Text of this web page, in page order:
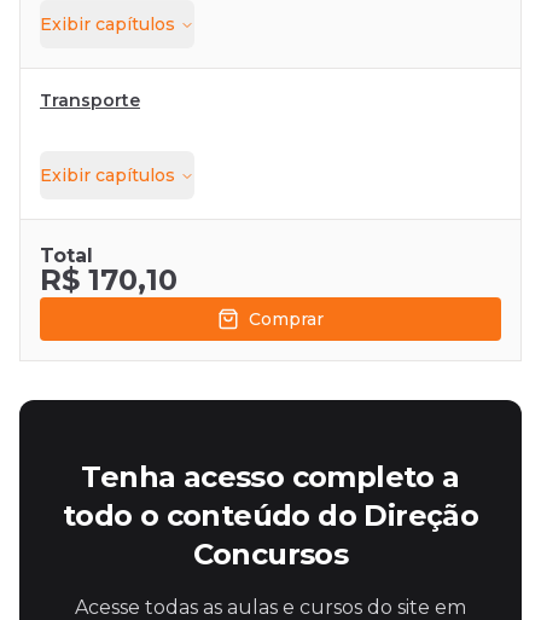
Exibir capítulos
Transporte
Exibir capítulos
Total
R$ 170,10
Comprar
Tenha acesso completo a
todo o conteúdo do Direção
Concursos
Acesse todas as aulas e cursos do site em